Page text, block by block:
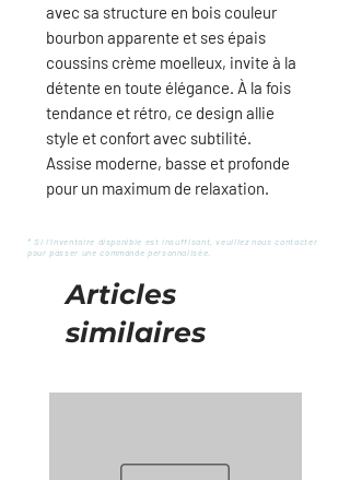
avec sa structure en bois couleur
bourbon apparente et ses épais
coussins crème moelleux, invite à la
détente en toute élégance. À la fois
tendance et rétro, ce design allie
style et confortavec subtilité.
Assise moderne, basse et profonde
pour un maximum de relaxation.
* Si l'inventaire disponible est insuffisant, veuillez nous contacter
pour passer une commande personnalisée.
Articles
similaires